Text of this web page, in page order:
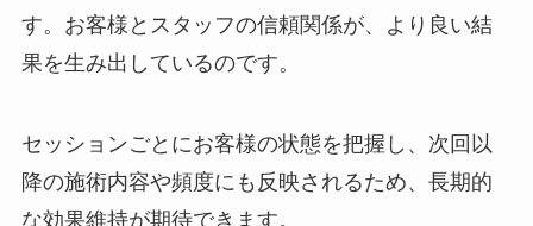
す。お客様とスタッフの信頼関係が、より良い結
果を生み出しているのです。
セッションごとにお客様の状態を把握し、次回以
降の施術内容や頻度にも反映されるため、長期的
な効果維持が期待できます。